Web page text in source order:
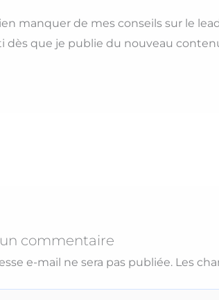
manquer de mes conseils sur le
dès que je publie du nouveau
commentaire
e-mail ne sera pas publiée. Les